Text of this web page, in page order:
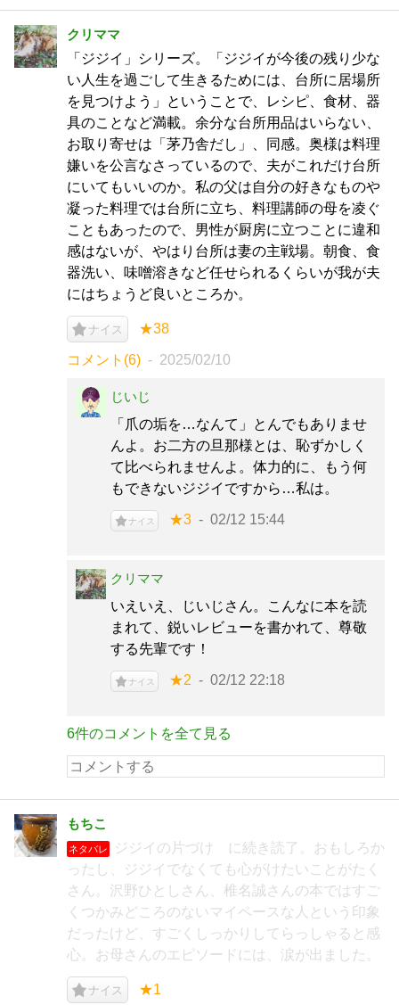
クリママ
「ジジイ」シリーズ。「ジジイが今後の残り少な
い人生を過ごして生きるためには、台所に居場所
を見つけよう」ということで、レシピ、食材、器
具のことなど満載。余分な台所用品はいらない、
お取り寄せは「茅乃舎だし」、同感。奥様は料理
嫌いを公言なさっているので、夫がこれだけ台所
にいてもいいのか。私の父は自分の好きなものや
凝った料理では台所に立ち、料理講師の母を凌ぐ
こともあったので、男性が厨房に立つことに違和
感はないが、やはり台所は妻の主戦場。朝食、食
器洗い、味噌溶きなど任せられるくらいが我が夫
にはちょうど良いところか。
ナイス ★38
コメント(6) 2025/02/10
じいじ
「爪の垢を…なんて」とんでもありませ
んよ。お二方の旦那様とは、恥ずかしく
て比べられませんよ。体力的に、もう何
もできないジジイですから…私は。
ナイス ★3 02/12 15:44
クリママ
いえいえ、じいじさん。こんなに本を読
まれて、鋭いレビューを書かれて、尊敬
する先輩です！
ナイス ★2 02/12 22:18
6件のコメントを全て見る
もちこ
ネタバレ
ジジイの片づけ に続き読了。おもしろか
ったし、ジジイでなくても心がけたいことがたく
さん。沢野ひとしさん、椎名誠さんの本ではすご
くつかみどころのないマイペースな人という印象
だったけど、すごくしっかりしてらっしゃると感
心。お母さんのエピソードには、涙が出ました。
ナイス ★1